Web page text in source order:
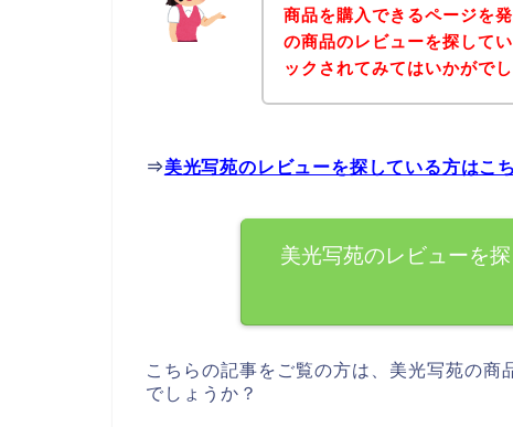
商品を購入できるページを
の商品のレビューを探して
ックされてみてはいかがで
⇒美光写苑のレビューを探している方はこ
美光写苑のレビューを
こちらの記事をご覧の方は、美光写苑の
でしょうか？